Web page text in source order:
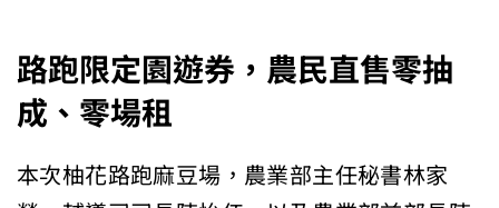
路跑限定園遊券，農民直售零抽
成、零場租
本次柚花路跑麻豆場，農業部主任秘書林家